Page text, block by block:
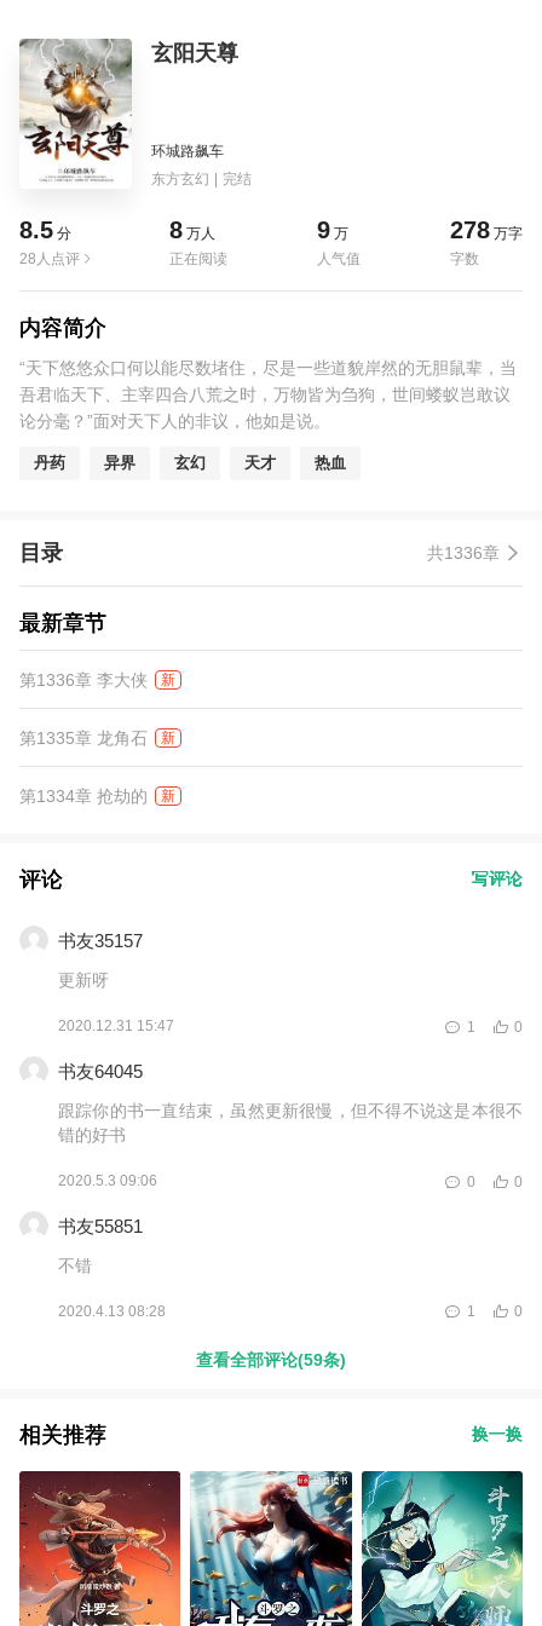
玄阳天尊
环城路飙车
东方玄幻 | 完结
8.5 分
28人点评
8 万人
正在阅读
9 万
人气值
278 万字
字数
内容简介
“天下悠悠众口何以能尽数堵住，尽是一些道貌岸然的无胆鼠辈，当
吾君临天下、主宰四合八荒之时，万物皆为刍狗，世间蝼蚁岂敢议
论分毫？”面对天下人的非议，他如是说。
丹药 异界 玄幻 天才 热血
目录 共1336章
最新章节
第1336章 李大侠 新
第1335章 龙角石 新
第1334章 抢劫的 新
评论 写评论
书友35157
更新呀
2020.12.31 15:47 0
1
书友64045
跟踪你的书一直结束，虽然更新很慢，但不得不说这是本很不
错的好书
2020.5.3 09:06 0
0
书友55851
不错
2020.4.13 08:28 0
1
查看全部评论(59条)
相关推荐 换一换